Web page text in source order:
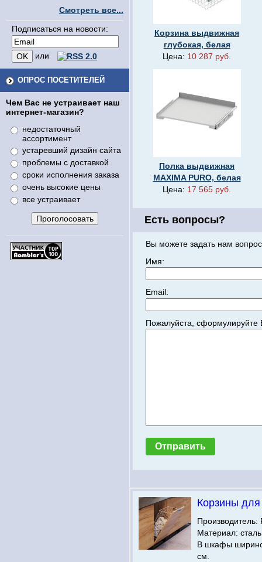
Смотреть все...
Подписаться на новости:
или
ОПРОС ПОСЕТИТЕЛЕЙ
Чем Вас не устраивает наш
интернет-магазин?
недостаточный
ассортимент
устаревший дизайн сайта
проблемы с доставкой
сроки исполнения заказа
очень высокие цены
все устраивает
Корзина выдвижная
глубокая, белая
Цена: 10 287 руб.
Полка выдвижная
MAXIMA PURO, белая
Цена: 17 565 руб.
Есть вопросы?
Вы можете задать нам
Имя:
Email:
Пожалуйста,
Корзины
Материал:
В шкафы
см.